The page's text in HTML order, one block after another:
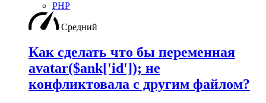
PHP
Средний
Как сделать что бы переменная
avatar($ank['id']); не
конфликтовала с другим файлом?